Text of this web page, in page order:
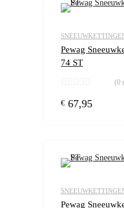
Pewag
74 ST
(0
€ 67,95
Pewag